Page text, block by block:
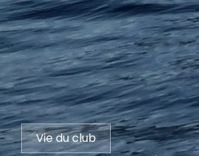
Vie du club